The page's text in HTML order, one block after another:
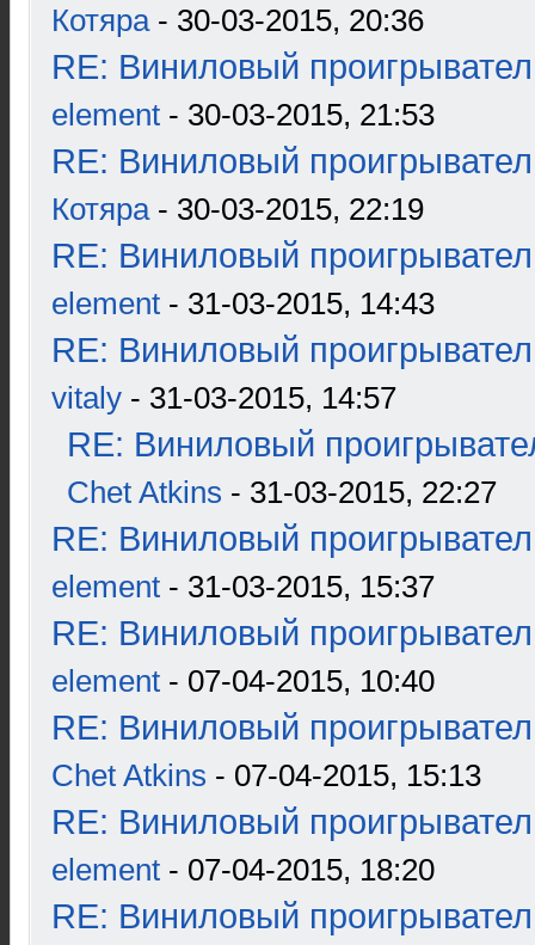
Котяра- 30-03-2015, 20:36
RE: Виниловый
element - 30-03-2015, 21:53
RE: Виниловый
Котяра- 30-03-2015, 22:19
RE: Виниловый
element - 31-03-2015, 14:43
RE: Виниловый
vitaly - 31-03-2015, 14:57
RE: Виниловый
Chet Atkins - 31-03-2015, 22:27
RE: Виниловый
element - 31-03-2015, 15:37
RE: Виниловый
element - 07-04-2015, 10:40
RE: Виниловый
Chet Atkins - 07-04-2015, 15:13
RE: Виниловый
element - 07-04-2015, 18:20
RE: Виниловый